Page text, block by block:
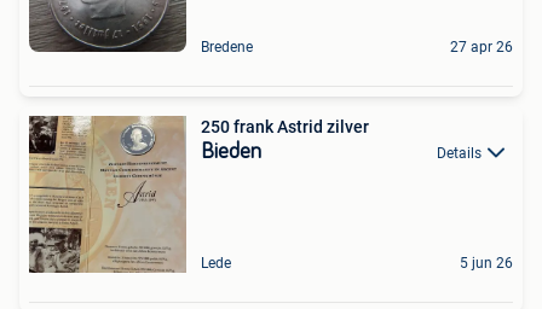
Bredene 27 apr 26
250 frank Astrid zilver
Bieden Details
Lede 5 jun 26